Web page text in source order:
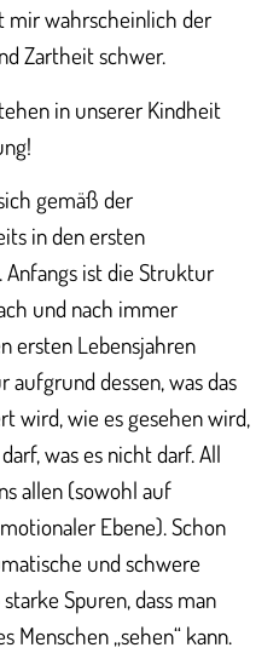
mir wahrscheinlich der
Zartheit schwer.
in unserer Kindheit
gemäß der
in den ersten
Anfangs ist die Struktur
und nach immer
ersten Lebensjahren
dessen, was das
wird, wie es gesehen wird,
was es nicht darf. All
allen (sowohl auf
Ebene). Schon
und schwere
Spuren, dass man
Menschen „sehen“ kann.